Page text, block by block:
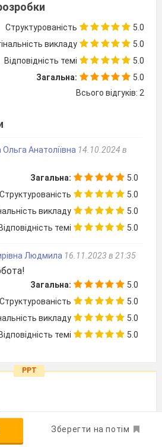
Структурованість
5.0
викладу
5.0
Відповідність темі
5.0
Загальна:
5.0
Всього відгуків: 2
Ольга Анатоліївна 14.10.2024 в
Загальна:
5.0
Структурованість
5.0
викладу
5.0
Відповідність темі
5.0
Людмила 16.11.2023 в 21:35
Загальна:
5.0
Структурованість
5.0
викладу
5.0
Відповідність темі
5.0
PPT
до уроків
Зберегти на потім